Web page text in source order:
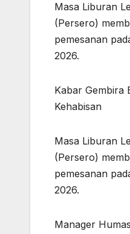
Masa Liburan
(Persero)
pemesanan
2026.
Kabar Gembira
Kehabisan
Masa Liburan
(Persero)
pemesanan
2026.
Manager